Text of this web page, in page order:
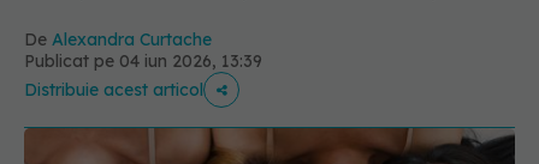
De Alexandra Curtache
Publicat pe 04 iun 2026, 13:39
Distribuie acest articol